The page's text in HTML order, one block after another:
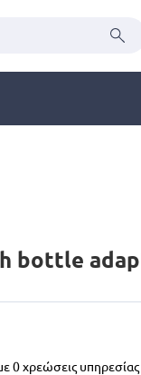
bottle
0 χρεώσεις